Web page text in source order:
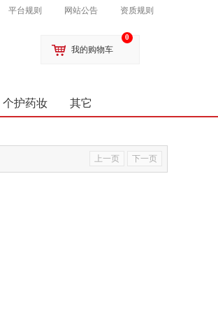
资质规则
网站公告
平台规则
0
我的购物车
个护药妆 其它
上一页 下一页